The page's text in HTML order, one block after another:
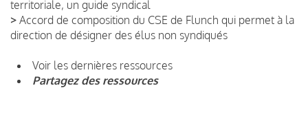
territoriale, un guide syndical
> Accord de composition du CSE de Flunch qui permet à la
direction de désigner des élus non syndiqués
Voir les dernières ressources
Partagez des ressources